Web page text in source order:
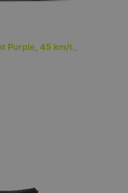
Purple, 45 km/t.,